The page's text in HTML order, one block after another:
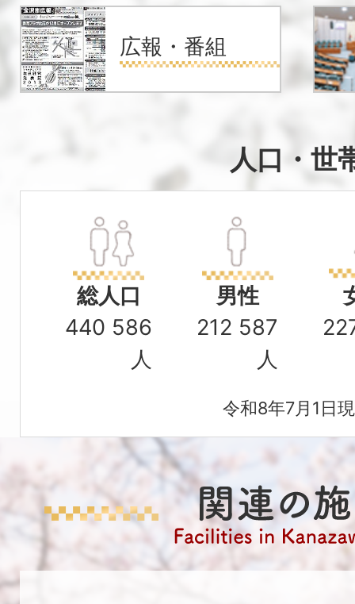
2026年08月03日
【出展企業の募集！】「働き
なぐマッチング交流会」を開
て
About
Kanazawa
広報・番組
人口・世
総人口
440 586
人
男性
212 587
人
令和8年7月1日
関
連